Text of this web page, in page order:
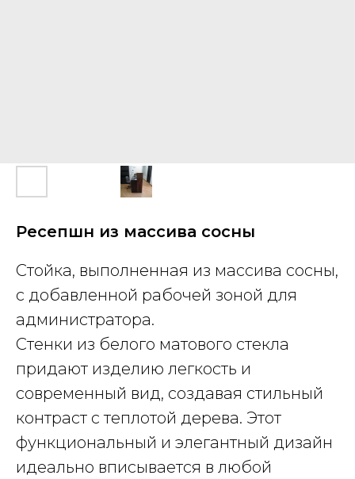
Ресепшн из массива сосны
Стойка, выполненная из массива сосны,
с добавленной рабочей зоной для
администратора.
Стенки из белого матового стекла
придают изделию легкость и
современный вид, создавая стильный
контраст с теплотой дерева. Этот
функциональный и элегантный дизайн
идеально вписывается в любой